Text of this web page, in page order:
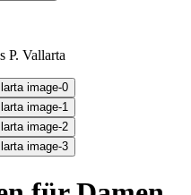
P. Vallarta